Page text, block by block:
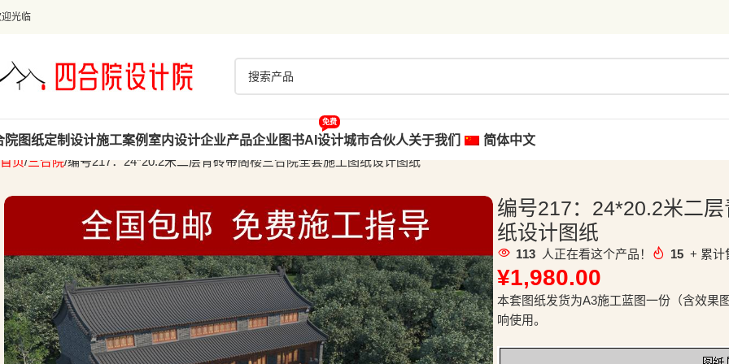
光临
院图纸定制设计施工案例 室内设计企业产品企业图书AI设计
免费
城市合伙人关于我们
简体中文
首页 三合院 编号217：24*20.2米二层青砖带阁楼三合院全套施工图纸设计图纸
编号217：24*20.2米二
纸设计图纸
113 人正在看这个产品！ 15 + 累计
¥1,980.00
本套图纸发货为A3施工蓝图一份（含效果
响使用。